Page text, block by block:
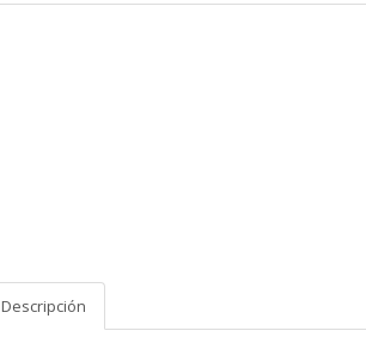
Descripción